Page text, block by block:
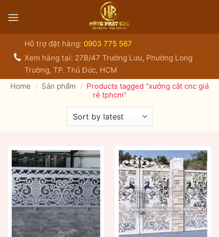
qua
Hỗ trợ đặt hàng: 0903 775 567
Xem hàng tại: 27B/47 Trường Lưu, Phường Long
Trường, TP. Thủ Đức, HCM
Home / Sản phẩm / Products tagged “xưởng cắt cnc giá
rẻ tphcm”